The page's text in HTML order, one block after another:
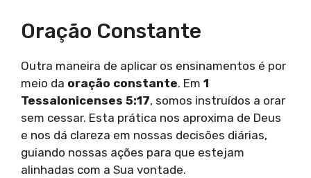
Oração Constante
Outra maneira de aplicar os ensinamentos é por
meio da oração constante. Em 1
Tessalonicenses 5:17, somos instruídos a orar
sem cessar. Esta prática nos aproxima de Deus
e nos dá clareza em nossas decisões diárias,
guiando nossas ações para que estejam
alinhadas com a Sua vontade.